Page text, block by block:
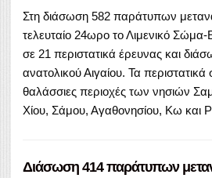
Στη διάσωση 582 παράτυπων
τελευταίο 24ωρο το Λιμενικό
σε 21 περιστατικά έρευνας και
ανατολικού Αιγαίου. Τα
θαλάσσιες περιοχές των νησιών
Χίου, Σάμου, Αγαθονησίου, Κω και
Διάσωση 414 παράτυπων